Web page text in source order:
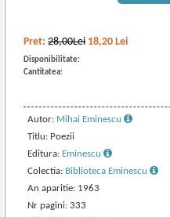
Pret:28,00Lei 18,20 Lei
Disponibilitate:
Cantitatea:
Autor: Mihai Eminescu
Titlu: Poezii
Editura: Eminescu
Colectia: Biblioteca Eminescu
An aparitie: 1963
Nr pagini: 333